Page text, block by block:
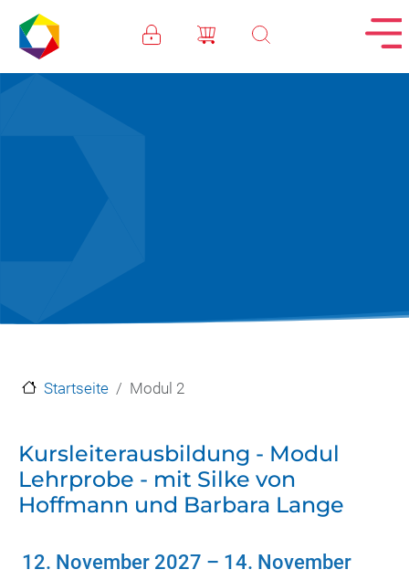
Direkt zum Inhalt
Startseite Modul 2
Kursleiterausbildung - Modul
Lehrprobe - mit Silke von
Hoffmann und Barbara Lange
12. November 2027 – 14. November